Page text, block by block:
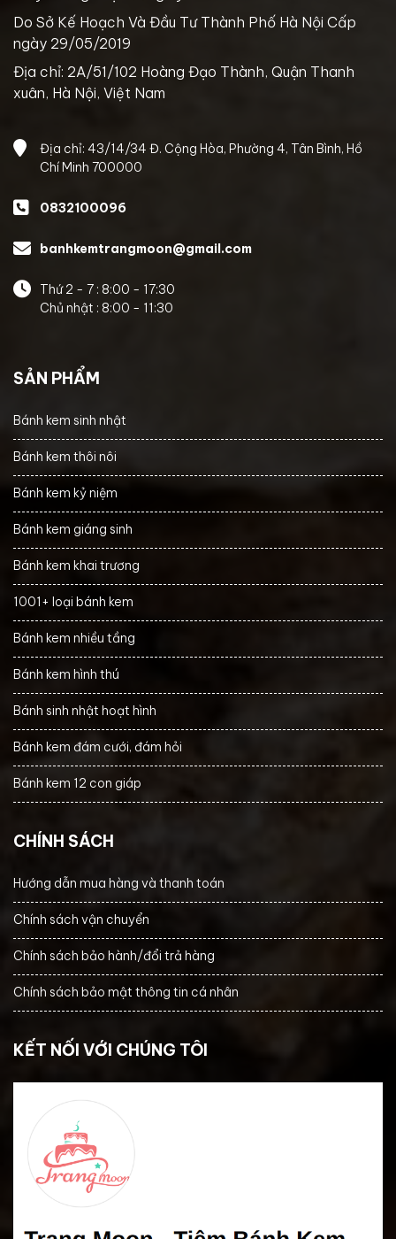
Do Sở Kế Hoạch Và Đầu Tư Thành Phố Hà Nội Cấp
ngày 29/05/2019
Địa chỉ: 2A/51/102 Hoàng Đạo Thành, Quận Thanh
xuân, Hà Nội, Việt Nam
Địa chỉ: 43/14/34 Đ. Cộng Hòa, Phường 4, Tân Bình, Hồ
Chí Minh 700000
0832100096
banhkemtrangmoon@gmail.com
Thứ 2 - 7 : 8:00 - 17:30
Chủ nhật : 8:00 - 11:30
SẢN PHẨM
Bánh kem sinh nhật
Bánh kem thôi nôi
Bánh kem kỷ niệm
Bánh kem giáng sinh
Bánh kem khai trương
1001+ loại bánh kem
Bánh kem nhiều tầng
Bánh kem hình thú
Bánh sinh nhật hoạt hình
Bánh kem đám cưới, đám hỏi
Bánh kem 12 con giáp
CHÍNH SÁCH
Hướng dẫn mua hàng và thanh toán
Chính sách vận chuyển
Chính sách bảo hành/đổi trả hàng
Chính sách bảo mật thông tin cá nhân
KẾT NỐI VỚI CHÚNG TÔI